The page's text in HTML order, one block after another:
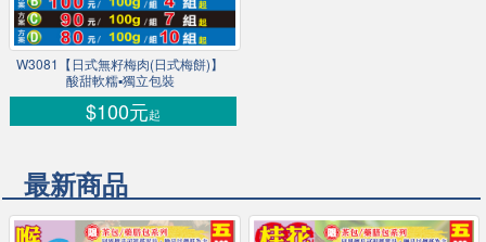
W3081【日式無籽梅肉(日式梅餅)】
酸甜軟糯▪獨立包裝
$100元起
最新商品